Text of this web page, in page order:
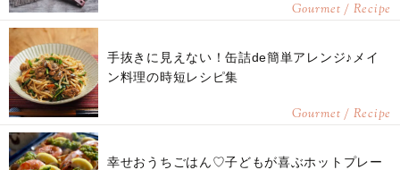
Gourmet / Recipe
手抜きに見えない！缶詰de簡単アレンジ♪メイ
ン料理の時短レシピ集
Gourmet / Recipe
幸せおうちごはん♡子どもが喜ぶホットプレー